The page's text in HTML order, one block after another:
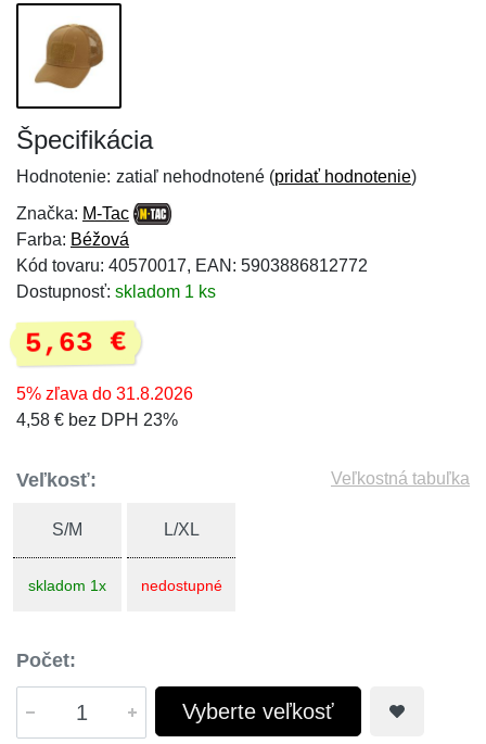
Špecifikácia
Hodnotenie: zatiaľ nehodnotené (pridať hodnotenie)
Značka: M-Tac
Farba: Béžová
Kód tovaru: 40570017, EAN: 5903886812772
Dostupnosť: skladom 1 ks
5,63 €
5% zľava do 31.8.2026
4,58 € bez DPH 23%
Veľkosť: Veľkostná tabuľka
S/M
skladom 1x
L/XL
nedostupné
Počet:
Vyberte veľkosť